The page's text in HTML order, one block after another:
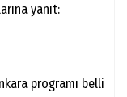
yanıt:
programı belli